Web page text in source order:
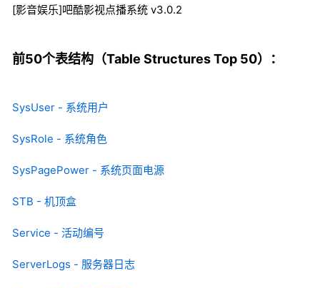
[影音娱乐]吧酷影视点播系统 v3.0.2
前50个表结构（Table Structures Top 50）：
SysUser - 系统用户
SysRole - 系统角色
SysPagePower - 系统页面电源
STB - 机顶盒
Service - 活动编号
ServerLogs - 服务器日志